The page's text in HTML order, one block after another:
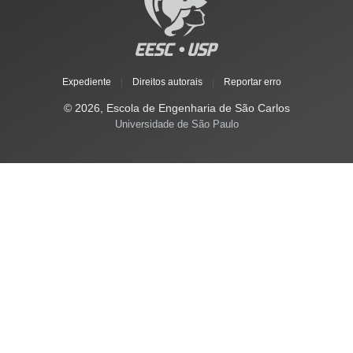
Expediente Direitos autorais Reportar erro
© 2026, Escola de Engenharia de São Carlos
Universidade de São Paulo